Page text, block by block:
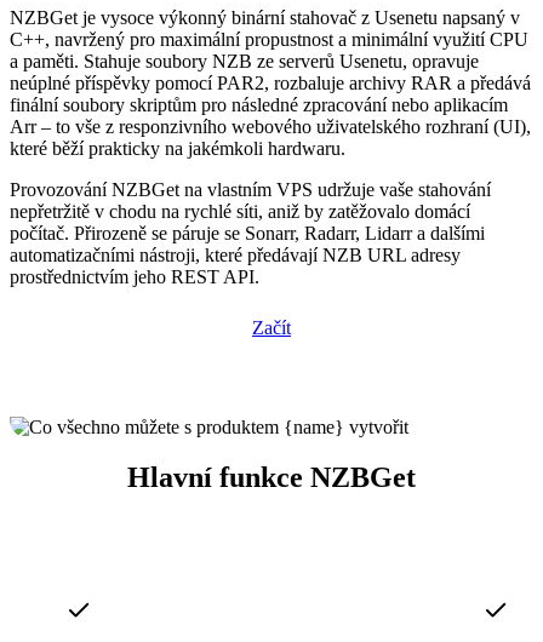
NZBGet je vysoce výkonný binární stahovač z Usenetu napsaný v
C++, navržený pro maximální propustnost a minimální využití CPU
a paměti. Stahuje soubory NZB ze serverů Usenetu, opravuje
neúplné příspěvky pomocí PAR2, rozbaluje archivy RAR a předává
finální soubory skriptům pro následné zpracování nebo aplikacím
Arr – to vše z responzivního webového uživatelského rozhraní (UI),
které běží prakticky na jakémkoli hardwaru.
Provozování NZBGet na vlastním VPS udržuje vaše stahování
nepřetržitě v chodu na rychlé síti, aniž by zatěžovalo domácí
počítač. Přirozeně se páruje se Sonarr, Radarr, Lidarr a dalšími
automatizačními nástroji, které předávají NZB URL adresy
prostřednictvím jeho REST API.
Začít
Hlavní funkce NZBGet